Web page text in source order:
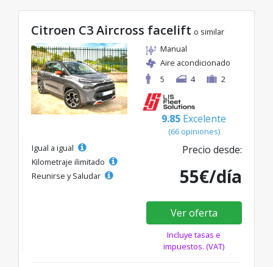
Citroen C3 Aircross facelift o similar
Manual
Aire acondicionado
5
4 2
9.85 Excelente
(66 opiniones)
Igual a igual
Kilometraje ilimitado
Reunirse y Saludar
Precio desde:
55€/día
Ver oferta
Incluye tasas e
impuestos. (VAT)